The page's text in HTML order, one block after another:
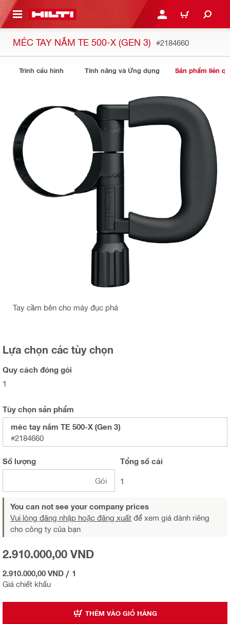
NỘI DUNG CHÍNH ĐĂNG NHẬP HOẶC
GIỎ HÀNG
MÉC TAY NẮM TE 500-X (GEN 3) #2184660
Trình cấu hình Tính năng và Ứng dụng Sản phẩm liên
Tay cầm bên cho máy đục phá
Lựa chọn các tùy chọn
Quy cách đóng gói
1
Tùy chọn sản phẩm
méc tay nắm TE 500-X (Gen 3)
#2184660
Số lượng
Gói
Tổng số cái
1
You can not see your company prices
Vui lòng đăng nhập hoặc đăng xuất để xem giá dành riêng
cho công ty của bạn
Giá chiết khấu
2.910.000,00 VND
2.910.000,00 VND / 1
THÊM VÀO GIỎ HÀNG